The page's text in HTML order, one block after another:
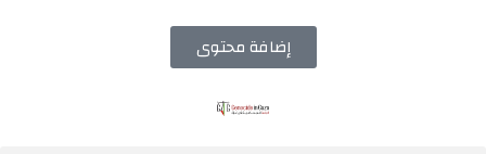
إضافة محتوى